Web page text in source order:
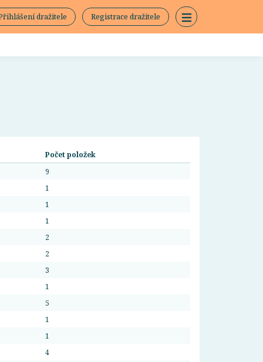
dražitele Registrace dražitele
Počet položek
9
1
1
1
2
2
3
1
5
1
1
4